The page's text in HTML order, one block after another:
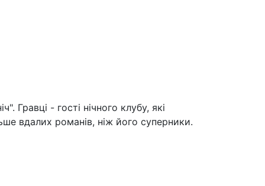
Гравці - гості нічного клубу, які
вдалих романів, ніж його суперники.